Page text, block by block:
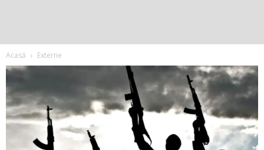
Acasă Externe